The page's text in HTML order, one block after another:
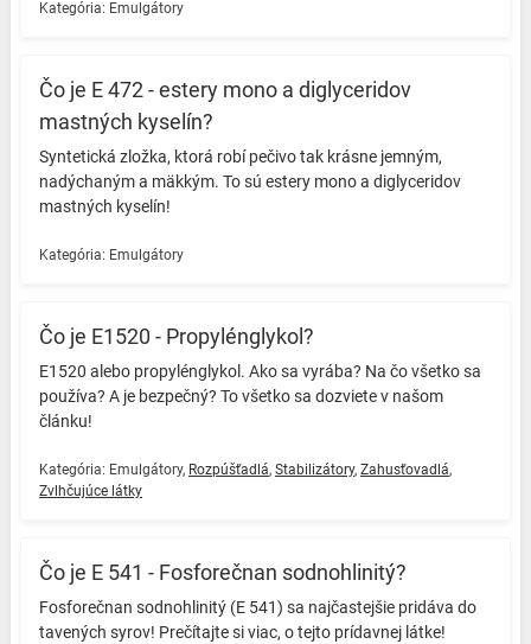
Kategória: Emulgátory
Čo je E 472 - estery mono a diglyceridov
mastných kyselín?
Syntetická zložka, ktorá robí pečivo tak krásne jemným,
nadýchaným a mäkkým. To sú estery mono a diglyceridov
mastných kyselín! ️
Kategória: Emulgátory
Čo je E1520 - Propylénglykol?
E1520 alebo propylénglykol. Ako sa vyrába? Na čo všetko sa
používa? A je bezpečný? To všetko sa dozviete v našom
článku! ️
Kategória: Emulgátory, Rozpúšťadlá, Stabilizátory, Zahusťovadlá,
Zvlhčujúce látky
Čo je E 541 - Fosforečnan sodnohlinitý?
Fosforečnan sodnohlinitý (E 541) sa najčastejšie pridáva do
tavených syrov!️ Prečítajte si viac, o tejto prídavnej látke! ️